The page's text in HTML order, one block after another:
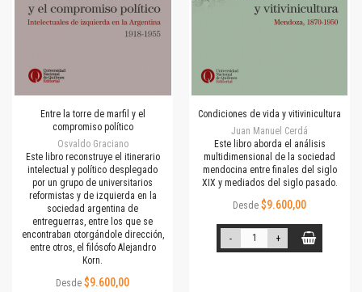
Entre la torre de marfil y el
compromiso político
Osvaldo Graciano
Este libro reconstruye el itinerario
intelectual y político desplegado
por un grupo de universitarios
reformistas y de izquierda en la
sociedad argentina de
entreguerras, entre los que se
encontraban otorgándole dirección,
entre otros, el filósofo Alejandro
Korn.
Desde $9.600,00
Condiciones de vida y vitivinicultura
Juan Manuel Cerdá
Este libro aborda el análisis
multidimensional de la sociedad
mendocina entre finales del siglo
XIX y mediados del siglo pasado.
Desde $9.600,00
- +